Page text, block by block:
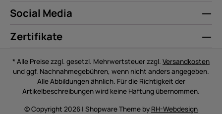
Social Media
Zertifikate
* Alle Preise zzgl. gesetzl. Mehrwertsteuer zzgl. Versandkosten
und ggf. Nachnahmegebühren, wenn nicht anders angegeben.
Alle Abbildungen ähnlich. Für die Richtigkeit der
Artikelbeschreibungen wird keine Haftung übernommen.
© Copyright 2026 | Shopware Theme by RH-Webdesign